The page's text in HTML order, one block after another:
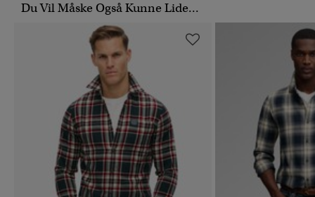
Du Vil Måske Også Kunne Lide...